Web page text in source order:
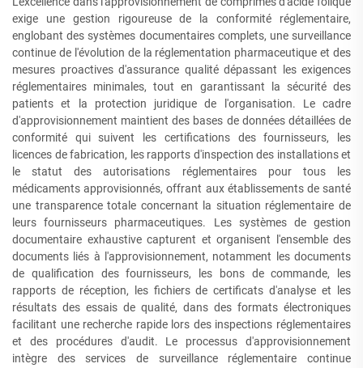
exige une gestion rigoureuse de la conformité réglementaire,
englobant des systèmes documentaires complets, une surveillance
continue de l'évolution de la réglementation pharmaceutique et des
mesures proactives d'assurance qualité dépassant les exigences
réglementaires minimales, tout en garantissant la sécurité des
patients et la protection juridique de l'organisation. Le cadre
d'approvisionnement maintient des bases de données détaillées de
conformité qui suivent les certifications des fournisseurs, les
licences de fabrication, les rapports d'inspection des installations et
le statut des autorisations réglementaires pour tous les
médicaments approvisionnés, offrant aux établissements de santé
une transparence totale concernant la situation réglementaire de
leurs fournisseurs pharmaceutiques. Les systèmes de gestion
documentaire exhaustive capturent et organisent l'ensemble des
documents liés à l'approvisionnement, notamment les documents
de qualification des fournisseurs, les bons de commande, les
rapports de réception, les fichiers de certificats d'analyse et les
résultats des essais de qualité, dans des formats électroniques
facilitant une recherche rapide lors des inspections réglementaires
et des procédures d'audit. Le processus d'approvisionnement
intègre des services de surveillance réglementaire continue